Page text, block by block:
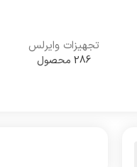
تجهیزات وایرلس
286 محصول